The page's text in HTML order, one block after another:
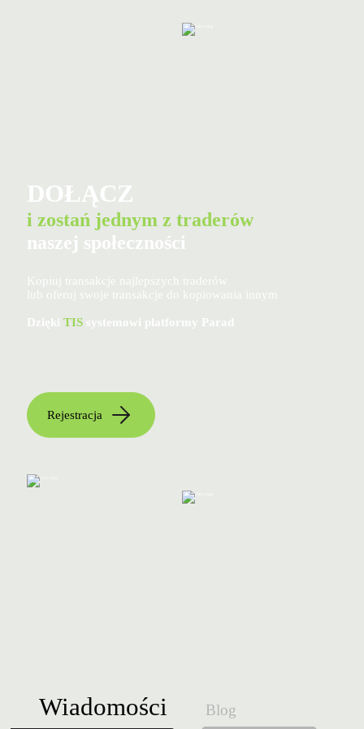
DOŁĄCZ
i zostań jednym z traderów
naszej społeczności
Kopiuj transakcje najlepszych traderów
lub oferuj swoje transakcje do kopiowania innym
Dzięki TISsystemowi platformy Parad
Rejestracja
Wiadomości Blog